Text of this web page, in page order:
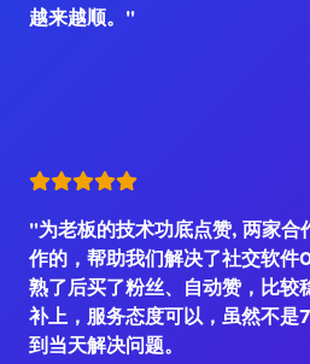
越来越顺。"
"为老板的技术功底点赞, 两家合
作的，帮助我们解决了社交软件
熟了后买了粉丝、自动赞，比较
补上，服务态度可以，虽然不是
到当天解决问题。